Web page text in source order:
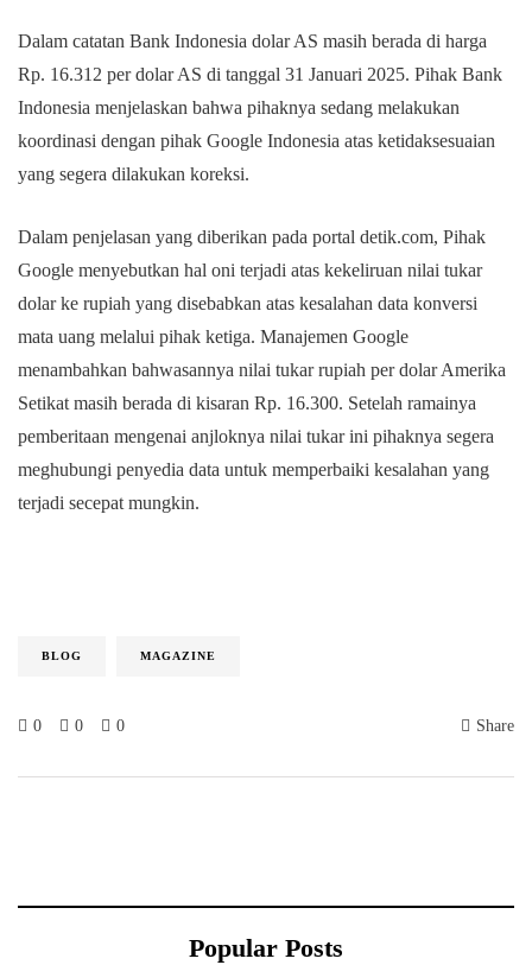
Dalam catatan Bank Indonesia dolar AS masih berada di harga
Rp. 16.312 per dolar AS di tanggal 31 Januari 2025. Pihak Bank
Indonesia menjelaskan bahwa pihaknya sedang melakukan
koordinasi dengan pihak Google Indonesia atas ketidaksesuaian
yang segera dilakukan koreksi.
Dalam penjelasan yang diberikan pada portal detik.com, Pihak
Google menyebutkan hal oni terjadi atas kekeliruan nilai tukar
dolar ke rupiah yang disebabkan atas kesalahan data konversi
mata uang melalui pihak ketiga. Manajemen Google
menambahkan bahwasannya nilai tukar rupiah per dolar Amerika
Setikat masih berada di kisaran Rp. 16.300. Setelah ramainya
pemberitaan mengenai anjloknya nilai tukar ini pihaknya segera
meghubungi penyedia data untuk memperbaiki kesalahan yang
terjadi secepat mungkin.
BLOG MAGAZINE
0 0 0 Share
Popular Posts